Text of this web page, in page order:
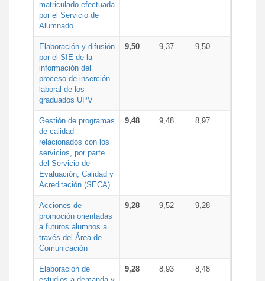
matriculado efectuada
por el Servicio de
Alumnado
Elaboración y difusión
por el SIE de la
información del
proceso de inserción
laboral de los
graduados UPV
9,50 9,37 9,50
Gestión de programas
de calidad
relacionados con los
servicios, por parte
del Servicio de
Evaluación, Calidad y
Acreditación (SECA)
9,48 9,48 8,97
Acciones de
promoción orientadas
a futuros alumnos a
través del Área de
Comunicación
9,28 9,52 9,28
Elaboración de
estudios a demanda y
9,28 8,93 8,48